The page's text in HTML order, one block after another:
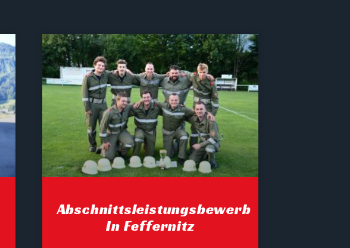
Abschnittsleistungsbewerb
In Feffernitz